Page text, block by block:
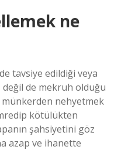
ne
tavsiye edildiği veya
de mekruh olduğu
nehyetmek
kötülükten
şahsiyetini göz
azap ve ihanette